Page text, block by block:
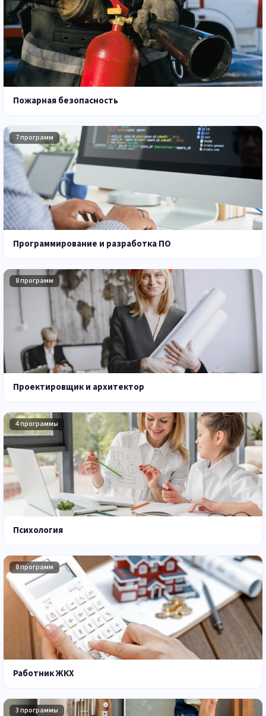
Пожарная безопасность
7 программ
Программирование и разработка ПО
8 программ
Проектировщик и архитектор
4 программы
Психология
8 программ
Работник ЖКХ
3 программы